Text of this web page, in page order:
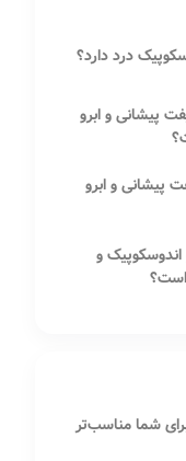
درد دارد؟
پیشانی و ابرو
پیشانی و ابرو
و
است؟
شما مناسب‌تر